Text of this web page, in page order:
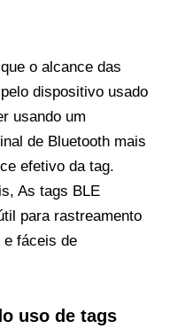
o alcance das
dispositivo usado
usando um
de Bluetooth mais
efetivo da tag.
As tags BLE
para rastreamento
fáceis de
uso de tags